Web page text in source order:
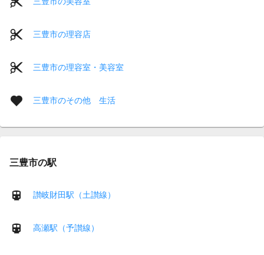
三豊市の理容店
三豊市の理容室・美容室
三豊市のその他 生活
三豊市の駅
讃岐財田駅（土讃線）
高瀬駅（予讃線）